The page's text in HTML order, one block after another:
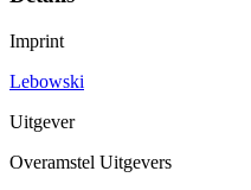
Imprint
Lebowski
Uitgever
Overamstel Uitgevers